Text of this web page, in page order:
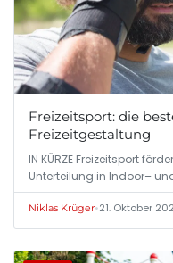
Freizeitsport: die
Freizeitgestaltung
IN KÜRZE Freizeitsport
Unterteilung in Indoor–
Niklas Krüger•21. Oktober